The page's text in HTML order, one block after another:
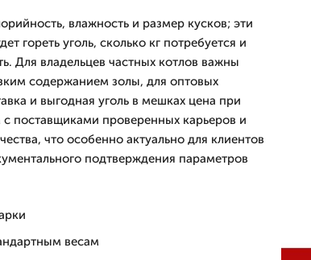
влажность и размер кусков; эти
гореть уголь, сколько кг потребуется и
Для владельцев частных котлов важны
содержанием золы, для оптовых
и выгодная уголь в мешках цена при
поставщиками проверенных карьеров и
что особенно актуально для клиентов
подтверждения параметров
весам